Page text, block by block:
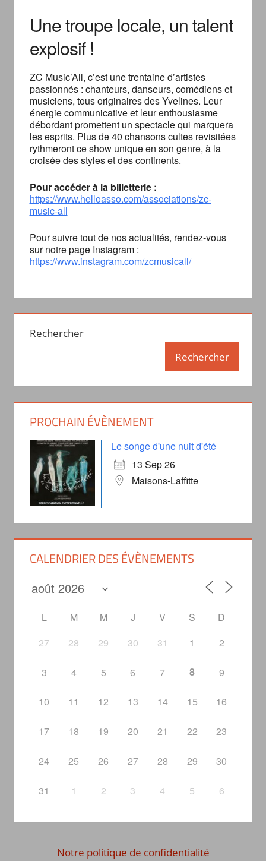
Une troupe locale, un talent
explosif !
ZC Music’All, c’est une trentaine d’artistes
passionnés : chanteurs, danseurs, comédiens et
musiciens, tous originaires des Yvelines. Leur
énergie communicative et leur enthousiasme
débordant promettent un spectacle qui marquera
les esprits. Plus de 40 chansons cultes revisitées
rythmeront ce show unique en son genre, à la
croisée des styles et des continents.
Pour accéder à la billetterie :
https://www.helloasso.com/associations/zc-
music-all
Pour suivre tout de nos actualités, rendez-vous
sur notre page Instagram :
https://www.instagram.com/zcmusicall/
Rechercher
Rechercher
PROCHAIN ÉVÈNEMENT
Le songe d'une nuit d'été
13 Sep 26
Maisons-Laffitte
CALENDRIER DES ÉVÈNEMENTS
L M M J V S
D
27
28 29 30 31 1 2
3 4 5 6 7 8 9
10 11 12 13 14 15 16
17 18 19 20 21 22 23
24 25 26 27 28 29 30
31 1 2 3 4 5 6
Notre politique de confidentialité